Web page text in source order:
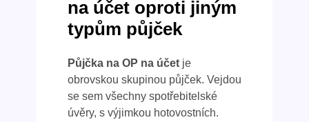
na účet oproti jiným
typům půjček
Půjčka na OP na účet je
obrovskou skupinou půjček. Vejdou
se sem všechny spotřebitelské
úvěry, s výjimkou hotovostních.